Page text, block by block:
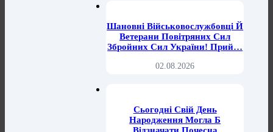
Шановні Військовослужбовці Й
Ветерани Повітряних Сил
Збройних Сил України! Прий…
02.08.2026
Сьогодні Свій День
Народження Могла Б